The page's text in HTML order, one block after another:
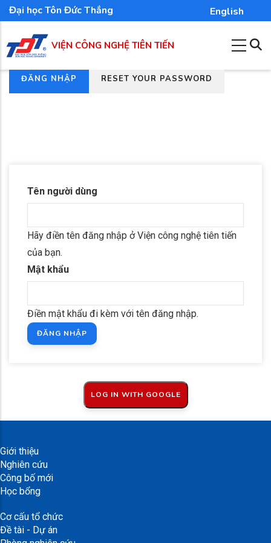
Nhảy
đến
nội
dung
Đại học Tôn Đức Thắng English
VIỆN CÔNG NGHỆ TIÊN TIẾN
Tab
chính
ĐĂNG NHẬP RESET YOUR PASSWORD
Tên người dùng
Hãy điền tên đăng nhập ở Viện công nghệ tiên tiến
của bạn.
Mật khẩu
Điền mật khẩu đi kèm với tên đăng nhập.
Giới thiệu
Nghiên cứu
Công bố mới
Học bổng
Cơ cấu tổ chức
Đề tài - Dự án